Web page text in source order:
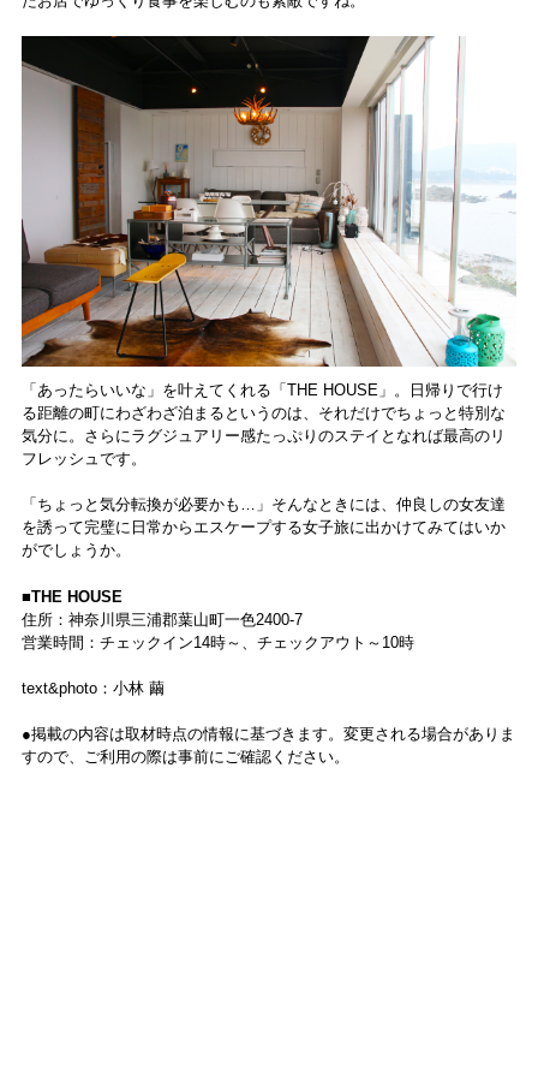
「あったらいいな」を叶えてくれる「THE HOUSE」。日帰りで行け
る距離の町にわざわざ泊まるというのは、それだけでちょっと特別な
気分に。さらにラグジュアリー感たっぷりのステイとなれば最高のリ
フレッシュです。
「ちょっと気分転換が必要かも…」そんなときには、仲良しの女友達
を誘って完璧に日常からエスケープする女子旅に出かけてみてはいか
がでしょうか。
■THE HOUSE
住所：神奈川県三浦郡葉山町一色2400-7
営業時間：チェックイン14時～、チェックアウト～10時
text&photo：小林 繭
●掲載の内容は取材時点の情報に基づきます。変更される場合がありま
すので、ご利用の際は事前にご確認ください。